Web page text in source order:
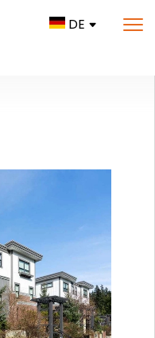
DE